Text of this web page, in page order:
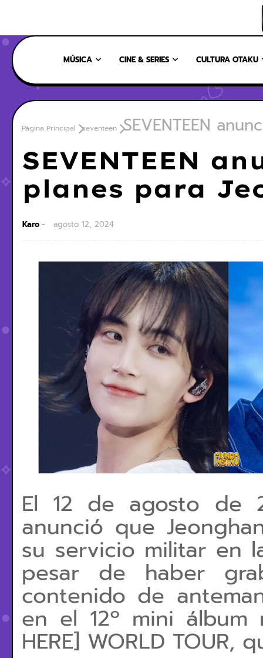
MÚSICA CINE & SERIES CULTURA OTAKU
Página Principal seventeen SEVENTEEN
SEVENTEEN
planes para
Karo agosto 12, 2024
El 12 de agosto de
anunció que
su servicio militar en
pesar de haber
contenido de
en el 12º mini álbum
HERE] WORLD